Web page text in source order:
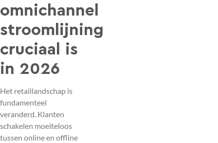
omnichannel
stroomlijning
cruciaal is
in 2026
Het retaillandschap is
fundamenteel
veranderd. Klanten
schakelen moeiteloos
tussen online en offline